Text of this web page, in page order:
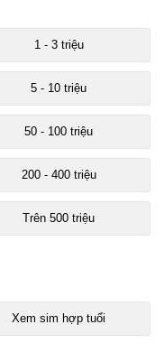
1 - 3 triệu
5 - 10 triệu
50 - 100 triệu
200 - 400 triệu
Trên 500 triệu
Xem sim hợp tuổi